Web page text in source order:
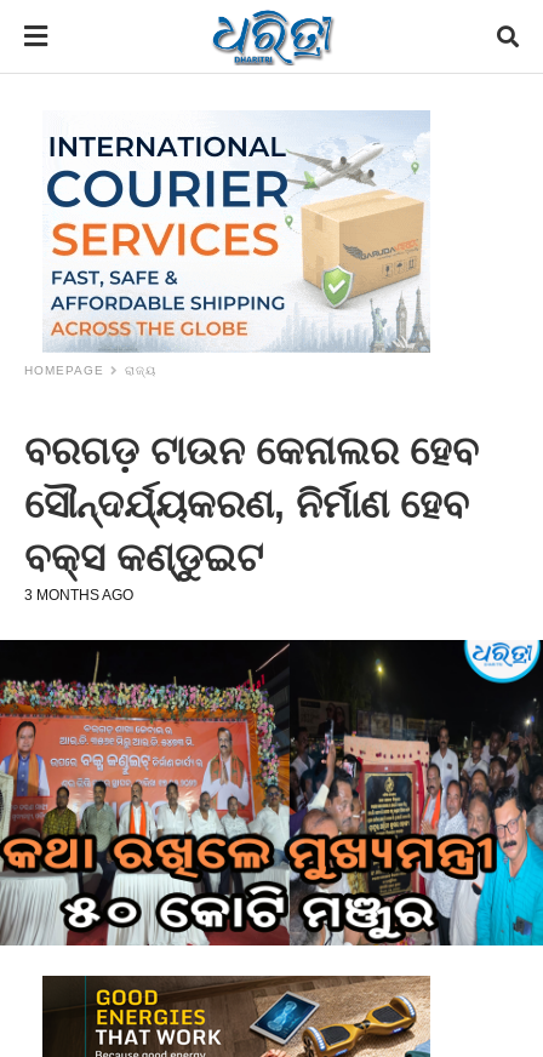
HOMEPAGE ରାଜ୍ୟ
ବରଗଡ଼ ଟାଉନ କେନାଲର ହେବ
ସୌନ୍ଦର୍ଯ୍ୟକରଣ, ନିର୍ମାଣ ହେବ
ବକ୍ସ କଣ୍ଡୁଇଟ
3 MONTHS AGO